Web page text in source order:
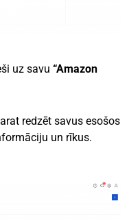
uz savu “Amazon
redzēt savus esošos
un rīkus.